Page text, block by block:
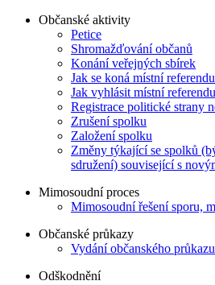
Občanské aktivity
Petice
Shromažďování občanů
Konání veřejných sbírek
Jak se koná místní
Jak vyhlásit místní
Registrace politické strany
Zrušení spolku
Založení spolku
Změny týkající se spolků
sdružení) související s
Mimosoudní proces
Mimosoudní řešení sporu,
Občanské průkazy
Vydání občanského průkazu
Odškodnění